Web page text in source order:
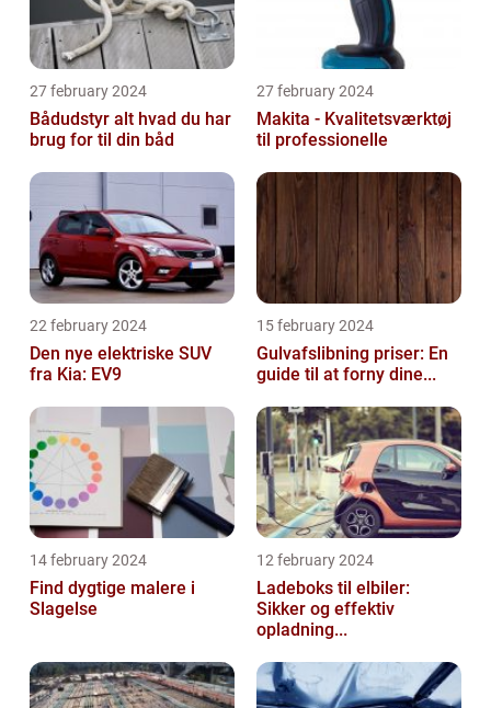
27 february 2024
Bådudstyr alt hvad du har
brug for til din båd
27 february 2024
Makita - Kvalitetsværktøj
til professionelle
22 february 2024
Den nye elektriske SUV
fra Kia: EV9
15 february 2024
Gulvafslibning priser: En
guide til at forny dine...
14 february 2024
Find dygtige malere i
Slagelse
12 february 2024
Ladeboks til elbiler:
Sikker og effektiv
opladning...